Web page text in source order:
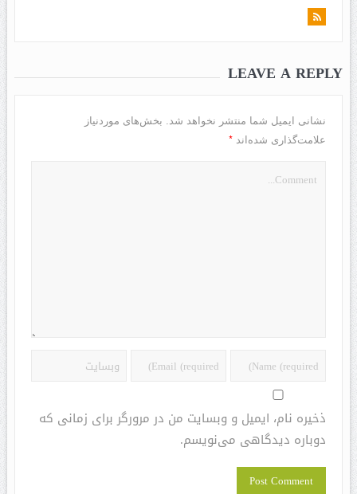
LEAVE A REPLY
نشانی ایمیل شما منتشر نخواهد شد. بخش‌های موردنیاز
علامت‌گذاری شده‌اند *
ذخیره نام، ایمیل و وبسایت من در مرورگر برای زمانی که
دوباره دیدگاهی می‌نویسم.